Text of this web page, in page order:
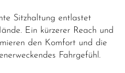
Sitzhaltung entlastet
Ein kürzerer Reach und
den Komfort und die
Fahrgefühl.